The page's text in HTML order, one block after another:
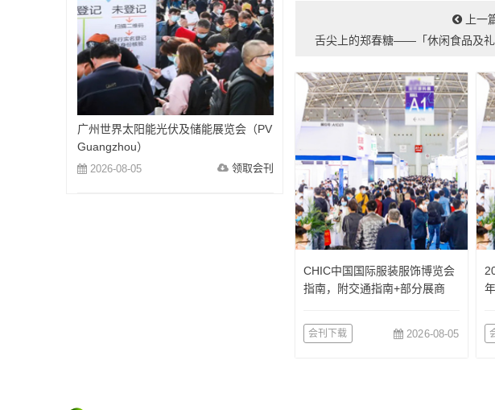
上一
舌尖上的郑春糖——「休闲食品及礼
CHIC中国国际服装服饰博览会
指南，附交通指南+部分展商
会刊下载 2026-08-05
广州世界太阳能光伏及储能展览会（PV
Guangzhou）
2026-08-05 领取会刊